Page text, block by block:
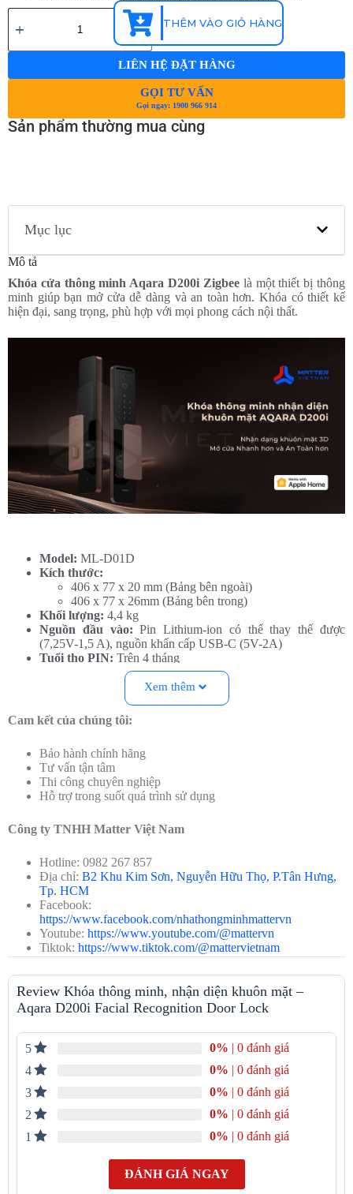
THÊM VÀO GIỎ HÀNG
LIÊN HỆ ĐẶT HÀNG
GỌI TƯ VẤN
Gọi ngay: 1900 966 914
Sản phẩm thường mua cùng
Mục lục
Mô tả
Khóa cửa thông minh Aqara D200i Zigbeelà một thiết bị thông
minh giúp bạn mở cửa dễ dàng và an toàn hơn. Khóa có thiết kế
hiện đại, sang trọng, phù hợp với mọi phong cách nội thất.
Model: ML-D01D
Kích thước:
406 x 77 x 20 mm (Bảng bên ngoài)
406 x 77 x 26mm (Bảng bên trong)
Khối lượng: 4,4 kg
Nguồn đầu vào: Pin Lithium-ion có thể thay thế được
(7,25V-1,5 A), nguồn khẩn cấp USB-C (5V-2A)
Tuổi thọ PIN: Trên 4 tháng
Kết nối không dây:Wi-Fi IEEE 802.11 b/g/n 2,4 GHz,
Bluetooth 5.1, Zigbee, NFC
Chỉ số chống bụi, chống nước:
IP52 (Module mặt IP64)
Nhiệt độ hoạt động:
Độ ẩm hoạt động:
khóa nhanh và an toàn hơn (Lưu trữ lên đến 50 gương mặt)
Mở khóa:Có thể mở khóa bằng 9 cách khác nhau
Tương thích Apple Homekit
Sản phẩm bao gồm:
Bảng bên trong × 1
Xi lanh khóa cơ × 1
Chìa khóa khẩn cấp × 2
Tấm tấn công × 1
Gói phụ kiện × 1
Pin lithium × 2
Sơ đồ lắp đặt × 1
Hướng dẫn sử dụng × 1
Đặc điểm nổi bật của khóa cửa Thông Minh Aqara D200i
Zigbee.
Aqara D200i Zigbee được hỗ trợ bởi thuật toán AI, giúp nhận
diện khuôn mặt nhanh chóng.
Khác với những loại khóa thông minh khác, Aqara D200i Zigbee
được hỗ trợ bởi thuật toán AI, giúp nhận diện khuôn mặt để
mở khóa.
mặt 3D, cho phép khóa nhận diện khuôn mặt của người dùng và
mở khóa một cách nhanh chóng và chính xác, vớimức độ sai sót
Xem thêm
Cam kết của chúng tôi:
Bảo hành chính hãng
Tư vấn tận tâm
Thi công chuyên nghiệp
Hỗ trợ trong suốt quá trình sử dụng
Công ty TNHH Matter Việt Nam
Hotline: 0982 267 857
Địa chỉ: B2 Khu Kim Sơn, Nguyễn Hữu Thọ, P.Tân Hưng,
Tp. HCM
Facebook:
https://www.facebook.com/nhathongminhmattervn
Youtube: https://www.youtube.com/@mattervn
Tiktok: https://www.tiktok.com/@mattervietnam
Review Khóa thông minh, nhận diện khuôn mặt –
Aqara D200i Facial Recognition Door Lock
5 0% | 0 đánh giá
4
0% | 0 đánh giá
3
0% | 0 đánh giá
2
0% | 0 đánh giá
1
0% | 0 đánh giá
ĐÁNH GIÁ NGAY